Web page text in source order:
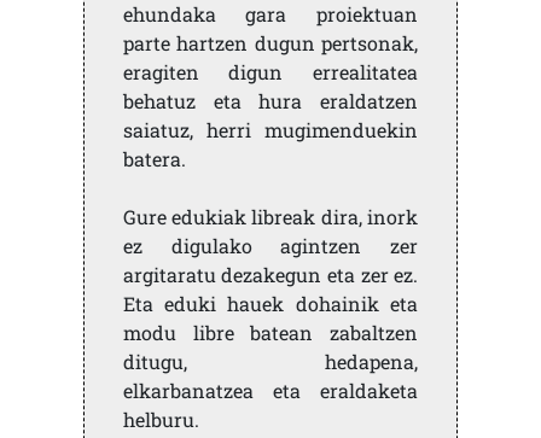
ehundaka gara proiektuan
parte hartzen dugun pertsonak,
eragiten digun errealitatea
behatuz eta hura eraldatzen
saiatuz, herri mugimenduekin
batera.
Gure edukiak libreak dira, inork
ez digulako agintzen zer
argitaratu dezakegun eta zer ez.
Eta eduki hauek dohainik eta
modu libre batean zabaltzen
ditugu, hedapena,
elkarbanatzea eta eraldaketa
helburu.